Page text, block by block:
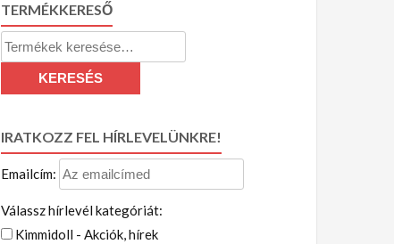
TERMÉKKERESŐ
Keresés
a
következőre:
KERESÉS
IRATKOZZ FEL HÍRLEVELÜNKRE!
Emailcím:
Válassz hírlevél kategóriát:
Kimmidoll - Akciók, hírek